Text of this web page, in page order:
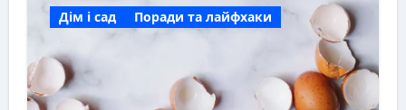
Дім і сад Поради та лайфхаки